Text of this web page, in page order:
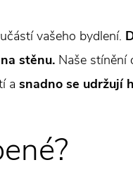
vašeho bydlení.
stěnu. Naše stínění
a snadno se udržují